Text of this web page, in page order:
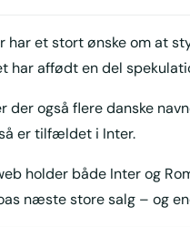
har et stort ønske om at
har affødt en del
der også flere danske
er tilfældet i Inter.
holder både Inter og
næste store salg – og